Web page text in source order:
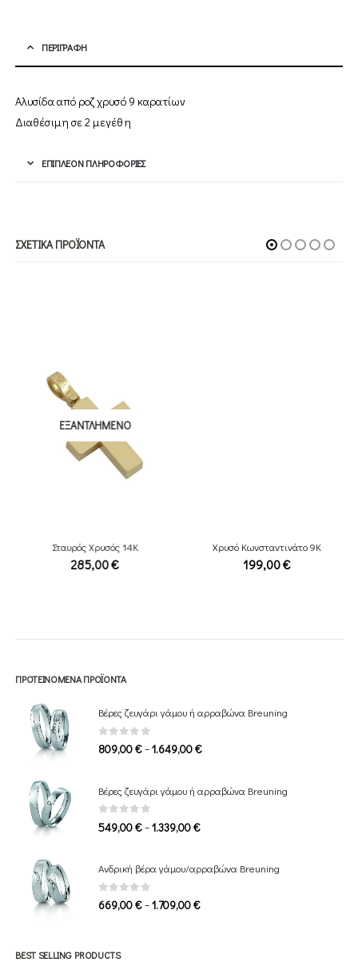
ΠΕΡΙΓΡΑΦΉ
Αλυσίδα από ροζ χρυσό 9 καρατίων
Διαθέσιμη σε 2 μεγέθη
ΕΠΙΠΛΈΟΝ ΠΛΗΡΟΦΟΡΊΕΣ
ΣΧΕΤΙΚΆ ΠΡΟΪΌΝΤΑ
ΕΞΑΝΤΛΗΜΈΝΟ
Σταυρός Χρυσός 14Κ
285,00€
Χρυσό Κωνσταντινάτο 9Κ
199,00€
ΠΡΟΤΕΙΝΌΜΕΝΑ ΠΡΟΪΌΝΤΑ
Βέρες ζευγάρι γάμου ή αρραβώνα Breuning
0out of 5
809,00€–1.649,00€Price
through
Βέρες ζευγάρι γάμου ή αρραβώνα Breuning
0 out of 5
549,00€–1.339,00€Price
through
Ανδρική βέρα γάμου/αρραβώνα Breuning
0 out of 5
669,00€–1.709,00€Price
BEST SELLING PRODUCTS